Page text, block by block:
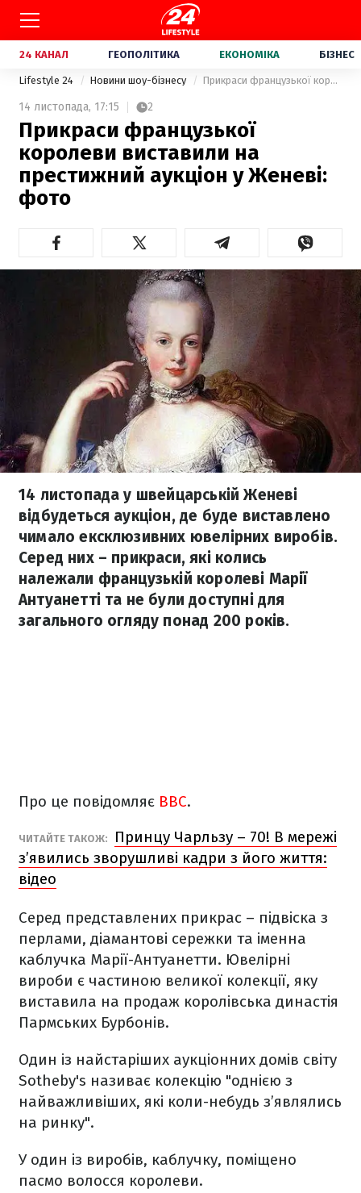
24 КАНАЛ ГЕОПОЛІТИКА ЕКОНОМІКА БІЗНЕС
Lifestyle 24 Новини шоу-бізнесу Прикраси французької королеви виставили на престижний аукціон у Женеві: фото
14 листопада, 17:15 2
Прикраси французької
королеви виставили на
престижний аукціон у Женеві:
фото
14 листопада у швейцарській Женеві
відбудеться аукціон, де буде виставлено
чимало ексклюзивних ювелірних виробів.
Серед них – прикраси, які колись
належали французькій королеві Марії
Антуанетті та не були доступні для
загального огляду понад 200 років.
Про це повідомляє BBC.
ЧИТАЙТЕ ТАКОЖ:
Принцу Чарльзу – 70! В мережі
з’явились зворушливі кадри з його життя:
відео
Серед представлених прикрас – підвіска з
перлами, діамантові сережки та іменна
каблучка Марії-Антуанетти. Ювелірні
вироби є частиною великої колекції, яку
виставила на продаж королівська династія
Пармських Бурбонів.
Один із найстаріших аукціонних домів світу
Sotheby's називає колекцію "однією з
найважливіших, які коли-небудь з’являлись
на ринку".
У один із виробів, каблучку, поміщено
пасмо волосся королеви.